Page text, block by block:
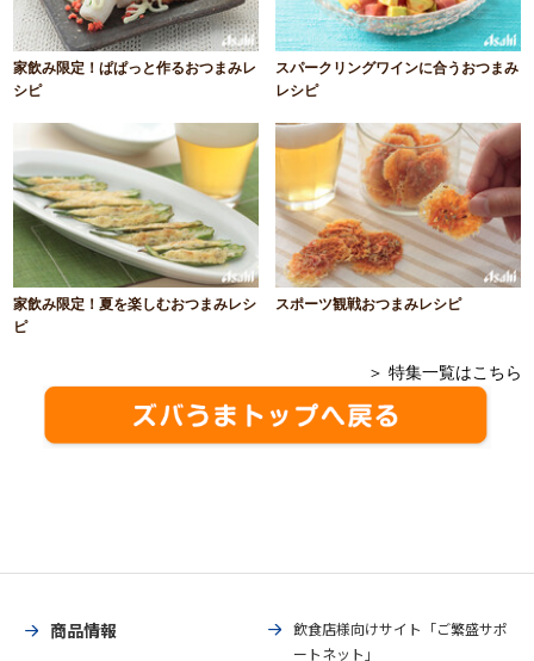
家飲み限定！ぱぱっと作るおつまみレ
シピ
スパークリングワインに合うおつまみ
レシピ
家飲み限定！夏を楽しむおつまみレシ
ピ
スポーツ観戦おつまみレシピ
＞ 特集一覧はこちら
商品情報
飲食店様向けサイト「ご繁盛サポ
ートネット」